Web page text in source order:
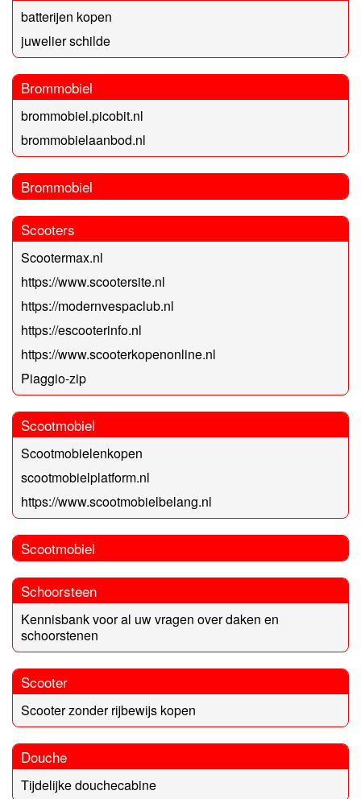
batterijen kopen
juwelier schilde
Brommobiel
brommobiel.picobit.nl
brommobielaanbod.nl
Brommobiel
Scooters
Scootermax.nl
https://www.scootersite.nl
https://modernvespaclub.nl
https://escooterinfo.nl
https://www.scooterkopenonline.nl
Piaggio-zip
Scootmobiel
Scootmobielenkopen
scootmobielplatform.nl
https://www.scootmobielbelang.nl
Scootmobiel
Schoorsteen
Kennisbank voor al uw vragen over daken en
schoorstenen
Scooter
Scooter zonder rijbewijs kopen
Douche
Tijdelijke douchecabine